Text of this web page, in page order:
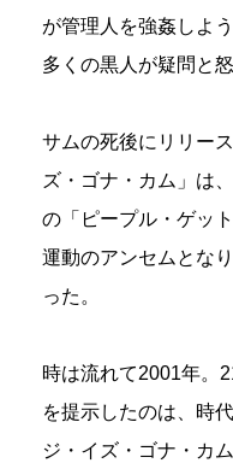
が管理人を強姦しよ
多くの黒人が疑問と
サムの死後にリリー
ズ・ゴナ・カム」は
の「ピープル・ゲッ
運動のアンセムとな
った。
時は流れて2001年。
を提示したのは、時
ジ・イズ・ゴナ・カ